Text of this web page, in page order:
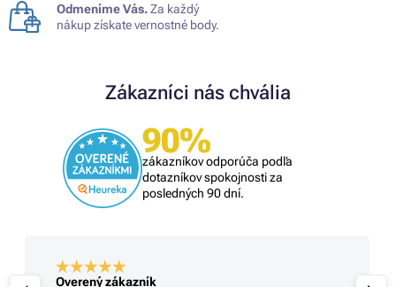
Odmeníme Vás.Za každý
nákup získate vernostné body.
Zákazníci nás chvália
90%
zákazníkov odporúča podľa
dotazníkov spokojnosti za
posledných 90 dní.
Overený zákazník